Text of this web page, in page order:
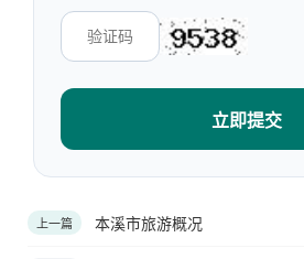
立即提交
上一篇 本溪市旅游概况